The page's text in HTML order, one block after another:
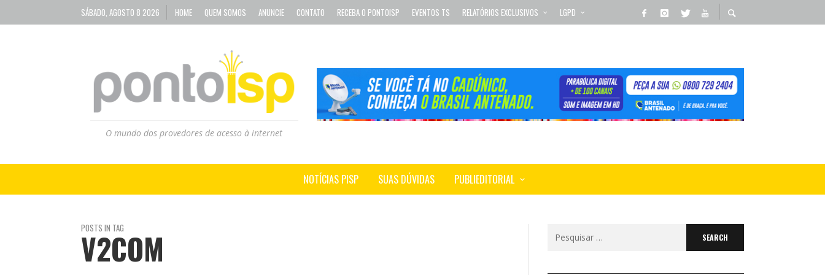
SÁBADO, AGOSTO 8 2026 HOME QUEM SOMOS ANUNCIE CONTATO RECEBA O PONTOISP EVENTOS TS RELATÓRIOS EXCLUSIVOS LGPD
O mundo dos provedores de acesso à internet
NOTÍCIAS PISP SUAS DÚVIDAS PUBLIEDITORIAL
POSTS IN TAG
V2COM